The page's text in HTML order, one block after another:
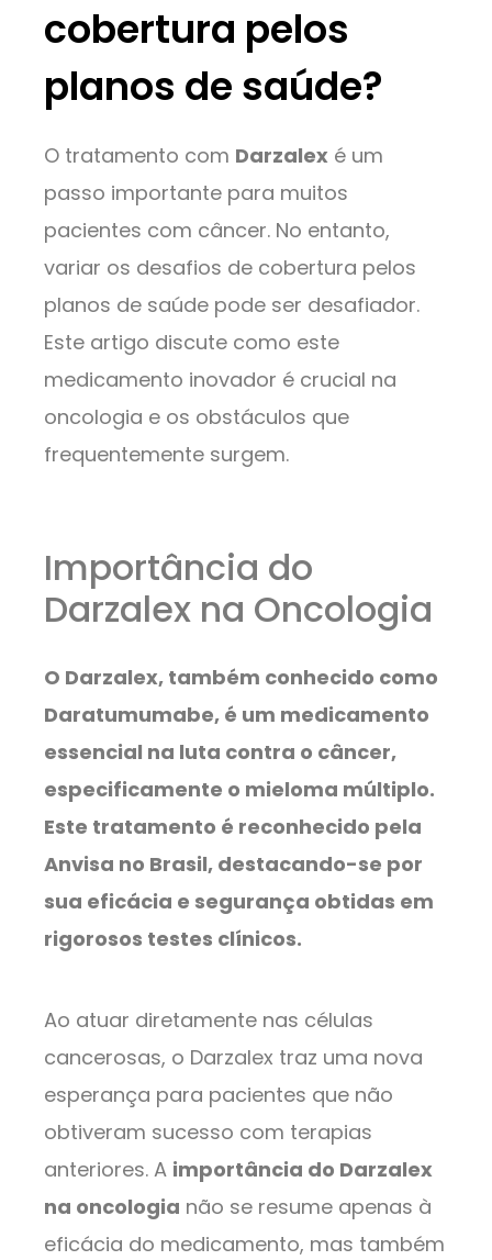
cobertura pelos
planos de saúde?
O tratamento com Darzalex é um
passo importante para muitos
pacientes com câncer. No entanto,
variar os desafios de cobertura pelos
planos de saúde pode ser desafiador.
Este artigo discute como este
medicamento inovador é crucial na
oncologia e os obstáculos que
frequentemente surgem.
Importância do
Darzalex na Oncologia
O Darzalex, também conhecido como
Daratumumabe, é um medicamento
essencial na luta contra o câncer,
especificamente o mieloma múltiplo.
Este tratamento é reconhecido pela
Anvisa no Brasil, destacando-se por
sua eficácia e segurança obtidas em
rigorosos testes clínicos.
Ao atuar diretamente nas células
cancerosas, o Darzalex traz uma nova
esperança para pacientes que não
obtiveram sucesso com terapias
anteriores. A importância do Darzalex
na oncologia não se resume apenas à
eficácia do medicamento, mas também